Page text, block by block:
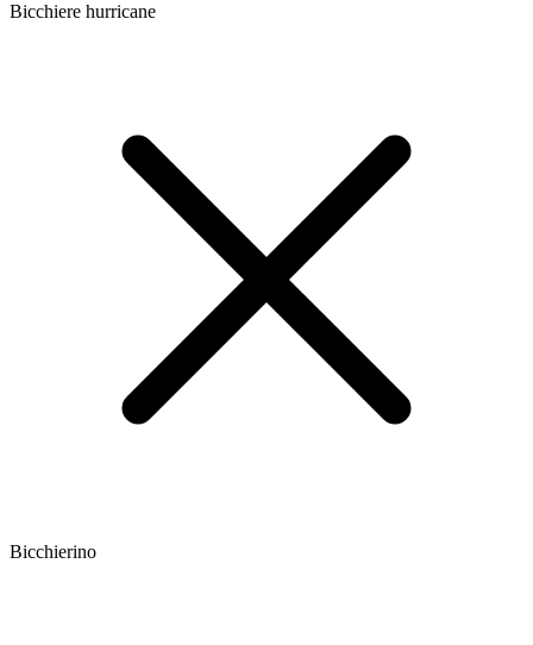
Bicchiere hurricane
Bicchierino